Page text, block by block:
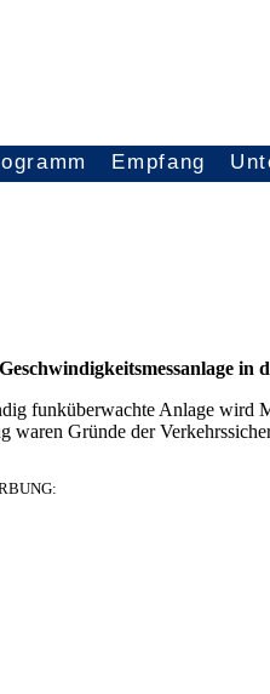
Empfang
in
funküberwachte Anlage wird
waren Gründe der